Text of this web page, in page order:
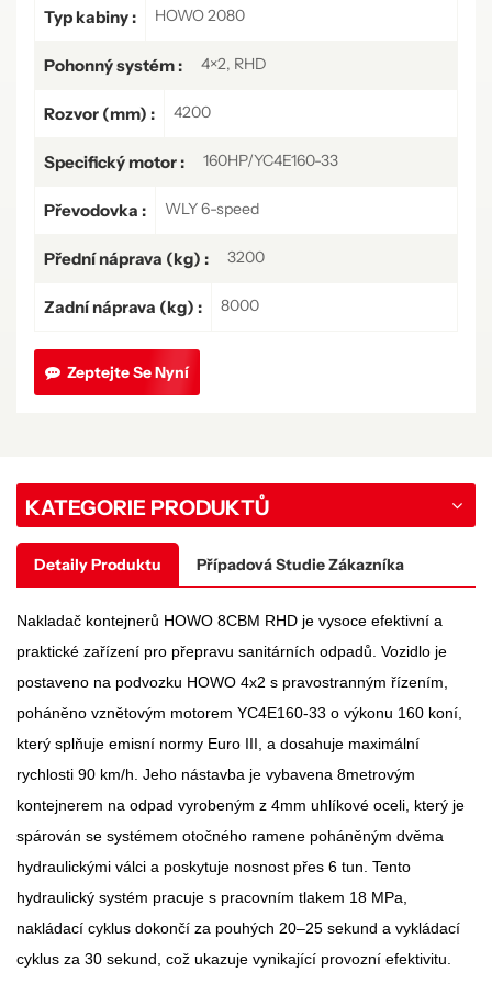
Typ kabiny : HOWO 2080
Pohonný systém : 4×2, RHD
Rozvor (mm) : 4200
Specifický motor : 160HP/YC4E160-33
Převodovka : WLY 6-speed
Přední náprava (kg) : 3200
Zadní náprava (kg) : 8000
Zeptejte Se Nyní
KATEGORIE PRODUKTŮ
Detaily Produktu Případová Studie Zákazníka
Nakladač kontejnerů HOWO 8CBM RHD je vysoce efektivní a
praktické zařízení pro přepravu sanitárních odpadů. Vozidlo je
postaveno na podvozku HOWO 4x2 s pravostranným řízením,
poháněno vznětovým motorem YC4E160-33 o výkonu 160 koní,
který splňuje emisní normy Euro III, a dosahuje maximální
rychlosti 90 km/h. Jeho nástavba je vybavena 8metrovým
kontejnerem na odpad vyrobeným z 4mm uhlíkové oceli, který je
spárován se systémem otočného ramene poháněným dvěma
hydraulickými válci a poskytuje nosnost přes 6 tun. Tento
hydraulický systém pracuje s pracovním tlakem 18 MPa,
nakládací cyklus dokončí za pouhých 20–25 sekund a vykládací
cyklus za 30 sekund, což ukazuje vynikající provozní efektivitu.